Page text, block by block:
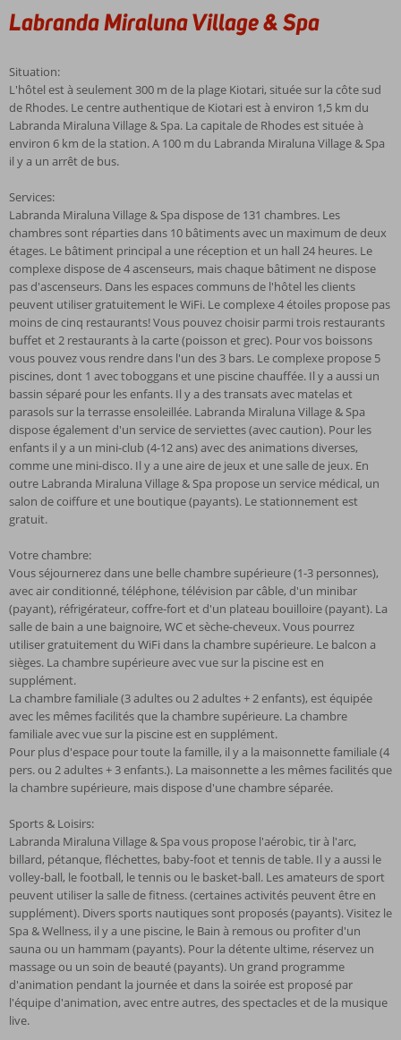
Labranda Miraluna Village & Spa
Situation:
L'hôtel est à seulement 300 m de la plage Kiotari, située sur la côte sud
de Rhodes. Le centre authentique de Kiotari est à environ 1,5 km du
Labranda Miraluna Village & Spa. La capitale de Rhodes est située à
environ 6 km de la station. A 100 m du Labranda Miraluna Village & Spa
il y a un arrêt de bus.
Services:
Labranda Miraluna Village & Spa dispose de 131 chambres. Les
chambres sont réparties dans 10 bâtiments avec un maximum de deux
étages. Le bâtiment principal a une réception et un hall 24 heures. Le
complexe dispose de 4 ascenseurs, mais chaque bâtiment ne dispose
pas d'ascenseurs. Dans les espaces communs de l'hôtel les clients
peuvent utiliser gratuitement le WiFi. Le complexe 4 étoiles propose pas
moins de cinq restaurants! Vous pouvez choisir parmi trois restaurants
buffet et 2 restaurants à la carte (poisson et grec). Pour vos boissons
vous pouvez vous rendre dans l'un des 3 bars. Le complexe propose 5
piscines, dont 1 avec toboggans et une piscine chauffée. Il y a aussi un
bassin séparé pour les enfants. Il y a des transats avec matelas et
parasols sur la terrasse ensoleillée. Labranda Miraluna Village & Spa
dispose également d'un service de serviettes (avec caution). Pour les
enfants il y a un mini-club (4-12 ans) avec des animations diverses,
comme une mini-disco. Il y a une aire de jeux et une salle de jeux. En
outre Labranda Miraluna Village & Spa propose un service médical, un
salon de coiffure et une boutique (payants). Le stationnement est
gratuit.
Votre chambre:
Vous séjournerez dans une belle chambre supérieure (1-3 personnes),
avec air conditionné, téléphone, télévision par câble, d'un minibar
(payant), réfrigérateur, coffre-fort et d'un plateau bouilloire (payant). La
salle de bain a une baignoire, WC et sèche-cheveux. Vous pourrez
utiliser gratuitement du WiFi dans la chambre supérieure. Le balcon a
sièges. La chambre supérieure avec vue sur la piscine est en
supplément.
La chambre familiale (3 adultes ou 2 adultes + 2 enfants), est équipée
avec les mêmes facilités que la chambre supérieure. La chambre
familiale avec vue sur la piscine est en supplément.
Pour plus d'espace pour toute la famille, il y a la maisonnette familiale (4
pers. ou 2 adultes + 3 enfants.). La maisonnette a les mêmes facilités que
la chambre supérieure, mais dispose d'une chambre séparée.
Sports & Loisirs:
Labranda Miraluna Village & Spa vous propose l'aérobic, tir à l'arc,
billard, pétanque, fléchettes, baby-foot et tennis de table. Il y a aussi le
volley-ball, le football, le tennis ou le basket-ball. Les amateurs de sport
peuvent utiliser la salle de fitness. (certaines activités peuvent être en
supplément). Divers sports nautiques sont proposés (payants). Visitez le
Spa & Wellness, il y a une piscine, le Bain à remous ou profiter d'un
sauna ou un hammam (payants). Pour la détente ultime, réservez un
massage ou un soin de beauté (payants). Un grand programme
d'animation pendant la journée et dans la soirée est proposé par
l'équipe d'animation, avec entre autres, des spectacles et de la musique
live.